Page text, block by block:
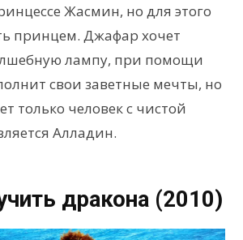
Жасмин, но для этого
принцем. Джафар хочет
лампу, при помощи
свои заветные мечты, но
только человек с чистой
Алладин.
дракона (2010)